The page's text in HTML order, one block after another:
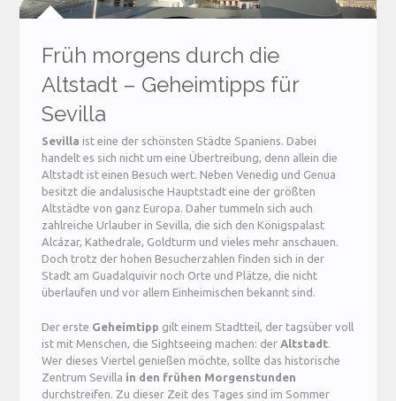
Früh morgens durch die
Altstadt – Geheimtipps für
Sevilla
Sevilla ist eine der schönsten Städte Spaniens. Dabei
handelt es sich nicht um eine Übertreibung, denn allein die
Altstadt ist einen Besuch wert. Neben Venedig und Genua
besitzt die andalusische Hauptstadt eine der größten
Altstädte von ganz Europa. Daher tummeln sich auch
zahlreiche Urlauber in Sevilla, die sich den Königspalast
Alcázar, Kathedrale, Goldturm und vieles mehr anschauen.
Doch trotz der hohen Besucherzahlen finden sich in der
Stadt am Guadalquivir noch Orte und Plätze, die nicht
überlaufen und vor allem Einheimischen bekannt sind.
Der erste Geheimtipp gilt einem Stadtteil, der tagsüber voll
ist mit Menschen, die Sightseeing machen: der Altstadt
Wer dieses Viertel genießen möchte, sollte das historische
Zentrum Sevilla in den frühen Morgenstunden
durchstreifen. Zu dieser Zeit des Tages sind im Sommer